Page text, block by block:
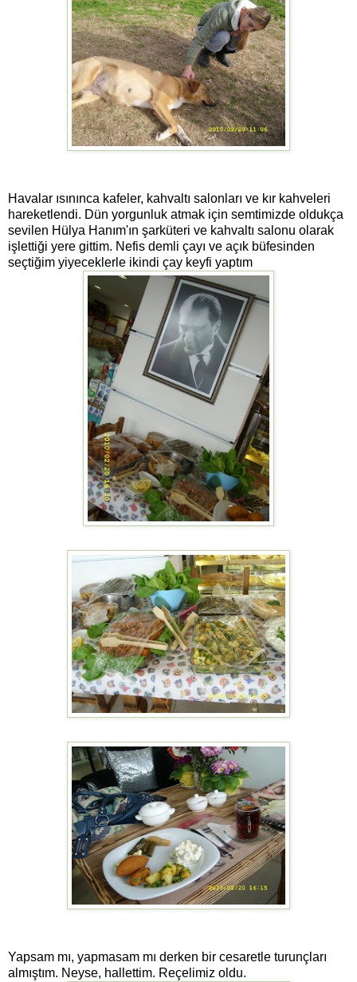
Havalar ısınınca kafeler, kahvaltı salonları ve kır kahveleri
hareketlendi. Dün yorgunluk atmak için semtimizde oldukça
sevilen Hülya Hanım'ın şarküteri ve kahvaltı salonu olarak
işlettiği yere gittim. Nefis demli çayı ve açık büfesinden
seçtiğim yiyeceklerle ikindi çay keyfi yaptım
Yapsam mı, yapmasam mı derken bir cesaretle turunçları
almıştım. Neyse, hallettim. Reçelimiz oldu.